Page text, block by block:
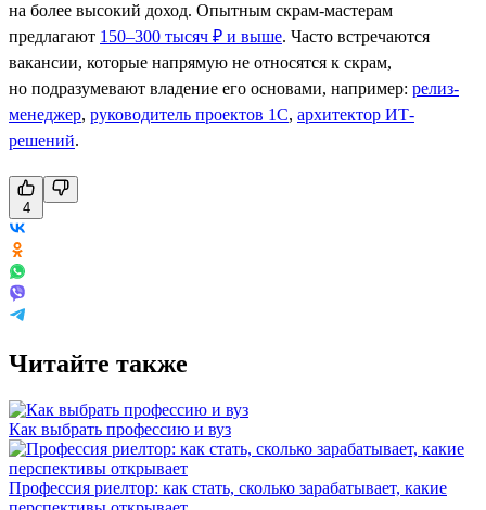
на более высокий доход. Опытным скрам-мастерам
предлагают 150–300 тысяч ₽ и выше. Часто встречаются
вакансии, которые напрямую не относятся к скрам,
но подразумевают владение его основами, например: релиз-
менеджер, руководитель проектов 1С, архитектор ИТ-
решений.
4
Читайте также
Как выбрать профессию и вуз
Профессия риелтор: как стать, сколько зарабатывает, какие